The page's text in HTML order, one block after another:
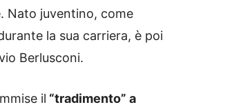
Nato juventino, come
la sua carriera, è poi
Berlusconi.
il “tradimento” a